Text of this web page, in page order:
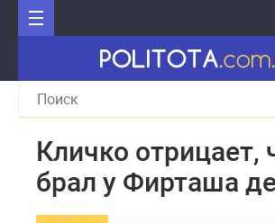
Кличко отрицает,
брал у Фирташа